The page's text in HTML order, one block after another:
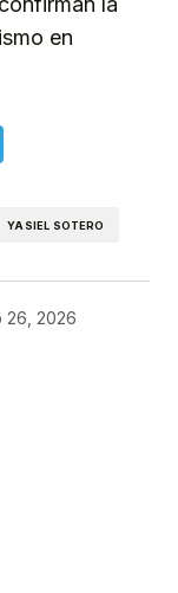
en
YASIEL SOTERO
26, 2026